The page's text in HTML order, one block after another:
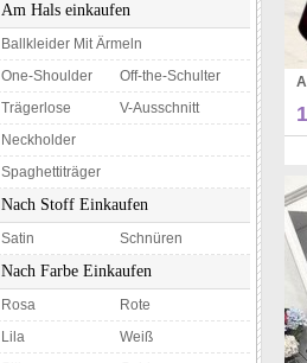
Am Hals einkaufen
Ballkleider Mit Ärmeln
One-Shoulder
Off-the-Schulter
Trägerlose
V-Ausschnitt
Neckholder
Spaghettiträger
Nach Stoff Einkaufen
Satin Schnüren
Nach Farbe Einkaufen
Rosa
Rote
Lila
Weiß